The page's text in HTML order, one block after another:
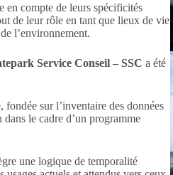
en compte de leurs spécificités
de leur rôle en tant que lieux de vie
l’environnement.
Service Conseil – SSC a été
sur l’inventaire des données
le cadre d’un programme
une logique de temporalité